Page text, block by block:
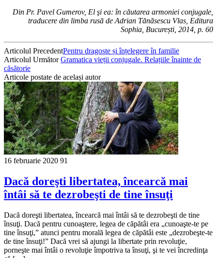
Din Pr. Pavel Gumerov, El şi ea: în căutarea armoniei conjugale,
traducere din limba rusă de Adrian Tănăsescu Vlas, Editura
Sophia, București, 2014, p. 60
Articolul PrecedentPentru dragoste și înțelegere în familie
Articolul UrmătorGramatica vieții conjugale. Relațiile înainte de
căsătorie
Articole postate de același autor
16 februarie 2020 91
Dacă doreşti libertatea, încearcă mai
întâi să te dezrobeşti de tine însuţi
Dacă doreşti libertatea, încearcă mai întâi să te dezrobeşti de tine
însuţi. Dacă pentru cunoaştere, legea de căpătâi era „cunoaşte-te pe
tine însuţi,” atunci pentru morală legea de căpătâi este „dezrobeşte-te
de tine însuţi!” Dacă vrei să ajungi la libertate prin revoluţie,
porneşte mai întâi o revoluţie împotriva ta însuţi, şi te vei încredinţa